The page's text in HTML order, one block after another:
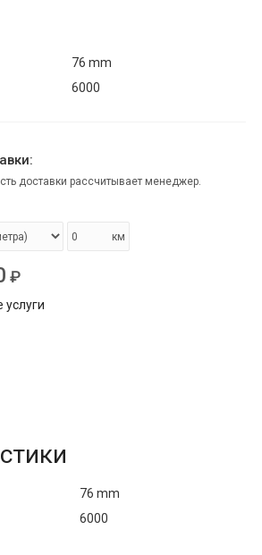
76 mm
6000
доставки рассчитывает менеджер.
км
₽
76 mm
6000